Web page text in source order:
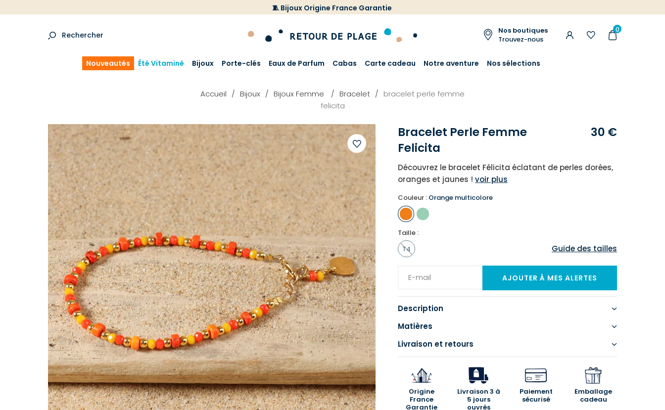
🧵 Bijoux Origine France Garantie
Rechercher
Nos boutiques
Trouvez-nous
0
Nouveautés Été Vitaminé Bijoux Porte-clés Eaux de Parfum Cabas Carte cadeau Notre aventure Nos sélections
Accueil Bijoux Bijoux Femme Bracelet
bracelet perle femme
felicita
Ajouter
à
votre
liste
d'envies
Bracelet Perle Femme
Felicita
30 €
Découvrez le bracelet Félicita éclatant de perles dorées,
oranges et jaunes ! voir plus
Couleur : Orange multicolore
Taille :
T4
Guide des tailles
Description
Matières
Livraison et retours
Origine
France
Garantie
Livraison 3 à
5 jours
ouvrés
Paiement
sécurisé
Emballage
cadeau